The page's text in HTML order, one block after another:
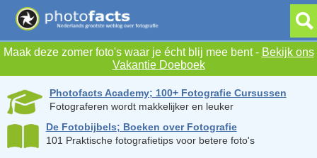
Maak deze zomer foto's waar je écht blij mee bent - Bekijk ons
Vakantie Doeboek
Photofacts Academy; 100+ Fotografie Cursussen
Fotograferen wordt makkelijker en leuker
De Fotobijbels; Boeken over Fotografie
101 Praktische fotografietips voor betere foto's